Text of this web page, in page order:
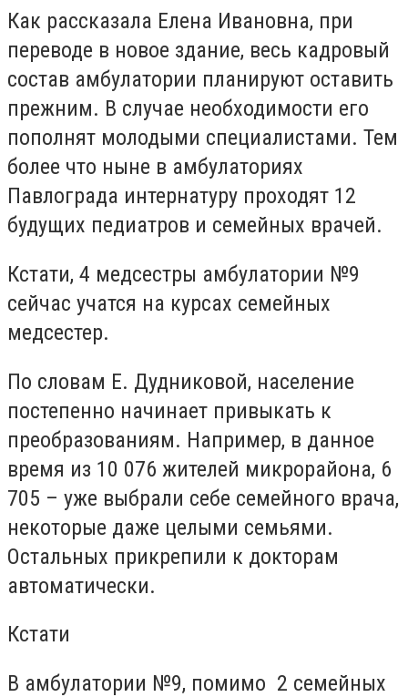
Как рассказала Елена Ивановна, при
переводе в новое здание, весь кадровый
состав амбулатории планируют оставить
прежним. В случае необходимости его
пополнят молодыми специалистами. Тем
более что ныне в амбулаториях
Павлограда интернатуру проходят 12
будущих педиатров и семейных врачей.
Кстати, 4 медсестры амбулатории №9
сейчас учатся на курсах семейных
медсестер.
По словам Е. Дудниковой, население
постепенно начинает привыкать к
преобразованиям. Например, в данное
время из 10 076 жителей микрорайона, 6
705 – уже выбрали себе семейного врача,
некоторые даже целыми семьями.
Остальных прикрепили к докторам
автоматически.
Кстати
В амбулатории №9, помимо 2 семейных